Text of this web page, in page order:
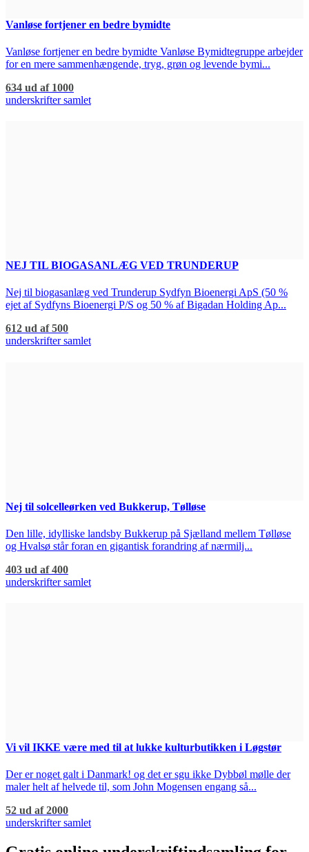
Vanløse fortjener en bedre bymidte
Vanløse fortjener en bedre bymidte Vanløse Bymidtegruppe arbejder
for en mere sammenhængende, tryg, grøn og levende bymi...
634 ud af 1000
underskrifter samlet
NEJ TIL BIOGASANLÆG VED TRUNDERUP
Nej til biogasanlæg ved Trunderup Sydfyn Bioenergi ApS (50 %
ejet af Sydfyns Bioenergi P/S og 50 % af Bigadan Holding Ap...
612 ud af 500
underskrifter samlet
Nej til solcelleørken ved Bukkerup, Tølløse
Den lille, idylliske landsby Bukkerup på Sjælland mellem Tølløse
og Hvalsø står foran en gigantisk forandring af nærmilj...
403 ud af 400
underskrifter samlet
Vi vil IKKE være med til at lukke kulturbutikken i Løgstør
Der er noget galt i Danmark! og det er sgu ikke Dybbøl mølle der
maler helt af helvede til, som John Mogensen engang så...
52 ud af 2000
underskrifter samlet